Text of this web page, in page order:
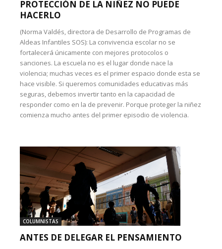
PROTECCIÓN DE LA NIÑEZ NO PUEDE
HACERLO
(Norma Valdés, directora de Desarrollo de Programas de
Aldeas Infantiles SOS): La convivencia escolar no se
fortalecerá únicamente con mejores protocolos o
sanciones. La escuela no es el lugar donde nace la
violencia; muchas veces es el primer espacio donde esta se
hace visible. Si queremos comunidades educativas más
seguras, debemos invertir tanto en la capacidad de
responder como en la de prevenir. Porque proteger la niñez
comienza mucho antes del primer episodio de violencia.
COLUMNISTAS
ANTES DE DELEGAR EL PENSAMIENTO